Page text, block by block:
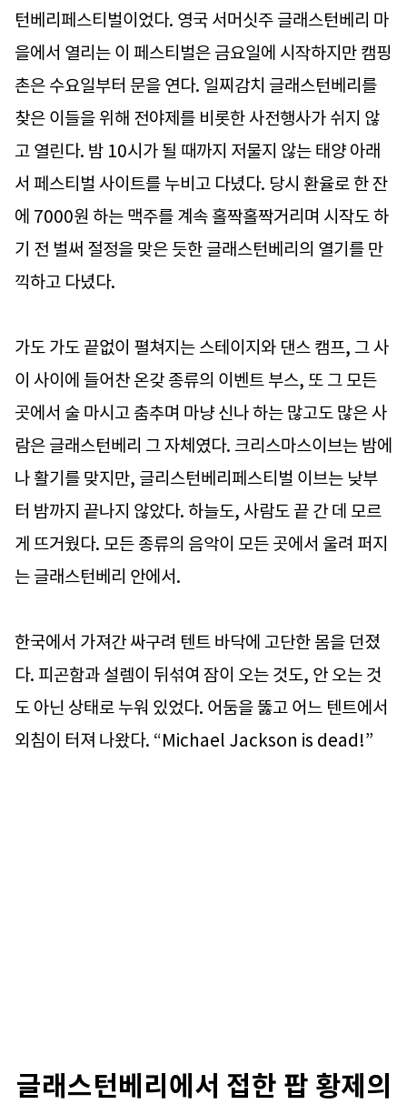
턴베리페스티벌이었다. 영국 서머싯주 글래스턴베리 마
을에서 열리는 이 페스티벌은 금요일에 시작하지만 캠핑
촌은 수요일부터 문을 연다. 일찌감치 글래스턴베리를
찾은 이들을 위해 전야제를 비롯한 사전행사가 쉬지 않
고 열린다. 밤 10시가 될 때까지 저물지 않는 태양 아래
서 페스티벌 사이트를 누비고 다녔다. 당시 환율로 한 잔
에 7000원 하는 맥주를 계속 홀짝홀짝거리며 시작도 하
기 전 벌써 절정을 맞은 듯한 글래스턴베리의 열기를 만
끽하고 다녔다.
가도 가도 끝없이 펼쳐지는 스테이지와 댄스 캠프, 그 사
이 사이에 들어찬 온갖 종류의 이벤트 부스, 또 그 모든
곳에서 술 마시고 춤추며 마냥 신나 하는 많고도 많은 사
람은 글래스턴베리 그 자체였다. 크리스마스이브는 밤에
나 활기를 맞지만, 글리스턴베리페스티벌 이브는 낮부
터 밤까지 끝나지 않았다. 하늘도, 사람도 끝 간 데 모르
게 뜨거웠다. 모든 종류의 음악이 모든 곳에서 울려 퍼지
는 글래스턴베리 안에서.
한국에서 가져간 싸구려 텐트 바닥에 고단한 몸을 던졌
다. 피곤함과 설렘이 뒤섞여 잠이 오는 것도, 안 오는 것
도 아닌 상태로 누워 있었다. 어둠을 뚫고 어느 텐트에서
외침이 터져 나왔다. “Michael Jackson is dead!”
글래스턴베리에서 접한 팝 황제의